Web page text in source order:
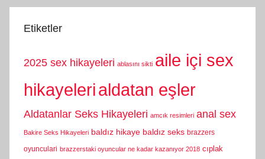
Etiketler
2025 sex hikayeleri ablasını sikti aile içi sex
hikayelerialdatan eşler
Aldatanlar Seks Hikayeleri amcık resimleri anal sex
Bakire Seks Hikayeleri baldız hikaye baldız seks brazzers
oyunculari brazzerstaki oyuncular ne kadar kazanıyor 2018 cıplak